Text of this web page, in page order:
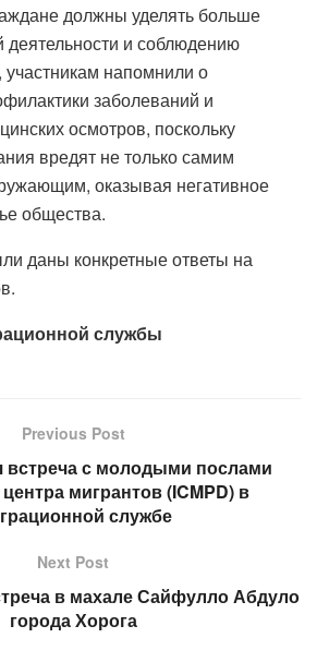
должны уделять больше
деятельности и соблюдению
участникам напомнили о
заболеваний и
осмотров, поскольку
вредят не только самим
оказывая негативное
общества.
даны конкретные ответы на
службы
Previous Post
встреча с молодыми послами
мигрантов (ICMPD) в
службе
Next Post
в махале Сайфулло Абдуло
города Хорога